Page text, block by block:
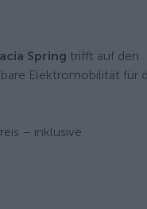
Spring trifft auf den
Elektromobilität für
– inklusive